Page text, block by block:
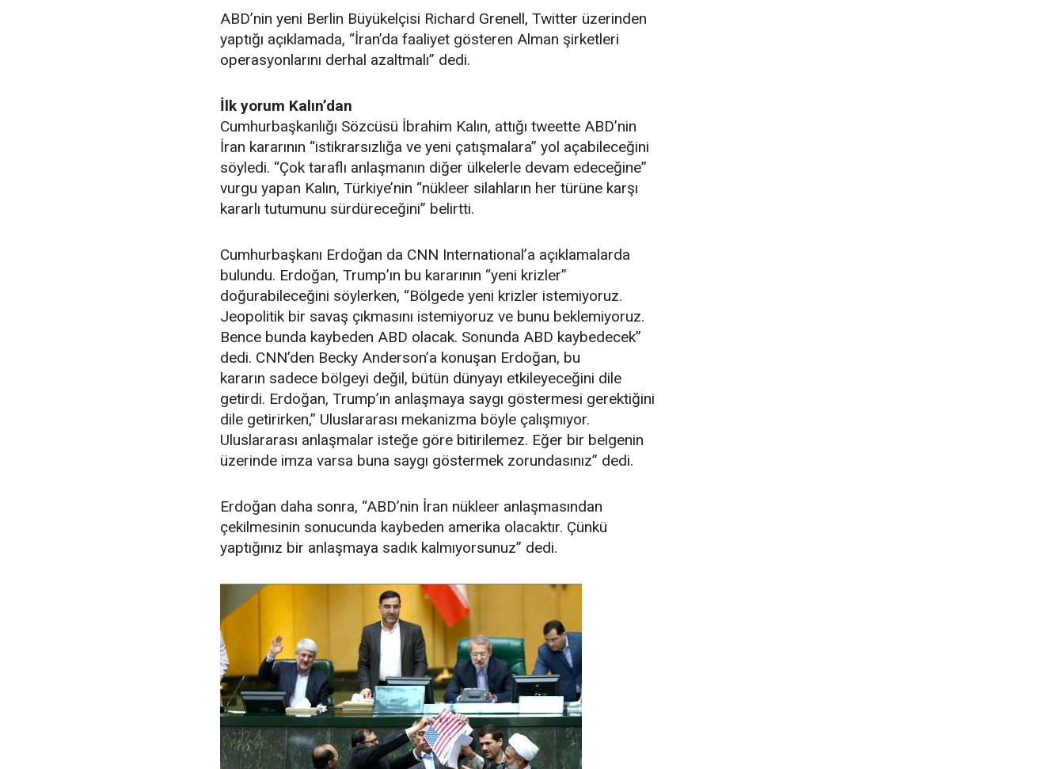
ABD’nin yeni Berlin Büyükelçisi Richard Grenell, Twitter üzerinden
yaptığı açıklamada, “İran’da faaliyet gösteren Alman şirketleri
operasyonlarını derhal azaltmalı” dedi.
İlk yorum Kalın’dan
Cumhurbaşkanlığı Sözcüsü İbrahim Kalın, attığı tweette ABD’nin
İran kararının “istikrarsızlığa ve yeni çatışmalara” yol açabileceğini
söyledi. “Çok taraflı anlaşmanın diğer ülkelerle devam edeceğine”
vurgu yapan Kalın, Türkiye’nin “nükleer silahların her türüne karşı
kararlı tutumunu sürdüreceğini” belirtti.
Cumhurbaşkanı Erdoğan da CNN International’a açıklamalarda
bulundu. Erdoğan, Trump’ın bu kararının “yeni krizler”
doğurabileceğini söylerken, “Bölgede yeni krizler istemiyoruz.
Jeopolitik bir savaş çıkmasını istemiyoruz ve bunu beklemiyoruz.
Bence bunda kaybeden ABD olacak. Sonunda ABD kaybedecek”
dedi. CNN’den Becky Anderson’a konuşan Erdoğan, bu
kararın sadece bölgeyi değil, bütün dünyayı etkileyeceğini dile
getirdi. Erdoğan, Trump’ın anlaşmaya saygı göstermesi gerektiğini
dile getirirken,” Uluslararası mekanizma böyle çalışmıyor.
Uluslararası anlaşmalar isteğe göre bitirilemez. Eğer bir belgenin
üzerinde imza varsa buna saygı göstermek zorundasınız” dedi.
Erdoğan daha sonra, “ABD’nin İran nükleer anlaşmasından
çekilmesinin sonucunda kaybeden amerika olacaktır. Çünkü
yaptığınız bir anlaşmaya sadık kalmıyorsunuz” dedi.